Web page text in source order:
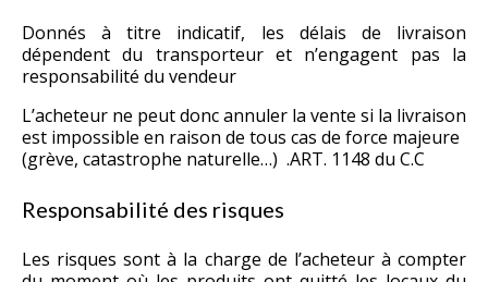
Donnés à titre indicatif, les délais de livraison
dépendent du transporteur et n’engagent pas la
responsabilité du vendeur
L’acheteur ne peut donc annuler la vente si la livraison
est impossible en raison de tous cas de force majeure
(grève, catastrophe naturelle…) .ART. 1148 du C.C
Responsabilité des risques
Les risques sont à la charge de l’acheteur à compter